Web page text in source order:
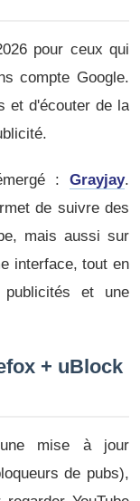
pour ceux qui
compte Google.
et d'écouter de la
: Grayjay.
de suivre des
mais aussi sur
interface, tout en
et une
+ uBlock
mise à jour
de pubs),